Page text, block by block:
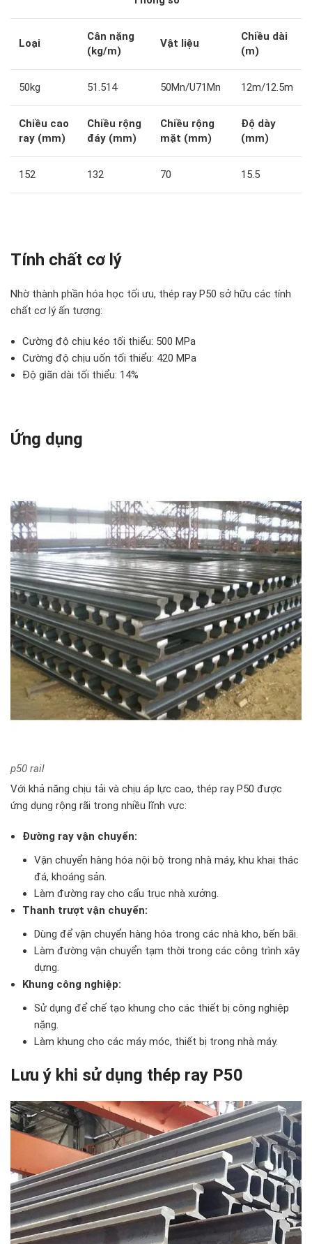
Loại
Cân nặng
(kg/m)
Vật liệu
Chiều dài
(m)
50kg 51.514 50Mn/U71Mn 12m/12.5m
Chiều cao
ray (mm)
Chiều rộng
đáy (mm)
Chiều rộng
mặt (mm)
Độ dày
(mm)
152 132 70 15.5
Tính chất cơ lý
Nhờ thành phần hóa học tối ưu, thép ray P50 sở hữu các tính
chất cơ lý ấn tượng:
Cường độ chịu kéo tối thiểu: 500 MPa
Cường độ chịu uốn tối thiểu: 420 MPa
Độ giãn dài tối thiểu: 14%
Ứng dụng
p50 rail
Với khả năng chịu tải và chịu áp lực cao, thép ray P50 được
ứng dụng rộng rãi trong nhiều lĩnh vực:
Đường ray vận chuyển:
Vận chuyển hàng hóa nội bộ trong nhà máy, khu khai thác
đá, khoáng sản.
Làm đường ray cho cẩu trục nhà xưởng.
Thanh trượt vận chuyển:
Dùng để vận chuyển hàng hóa trong các nhà kho, bến bãi.
Làm đường vận chuyển tạm thời trong các công trình xây
dựng.
Khung công nghiệp:
Sử dụng để chế tạo khung cho các thiết bị công nghiệp
nặng.
Làm khung cho các máy móc, thiết bị trong nhà máy.
Lưu ý khi sử dụng thép ray P50